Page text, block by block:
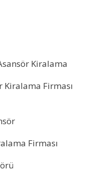
Kiralama
Kiralama Firması
Firması